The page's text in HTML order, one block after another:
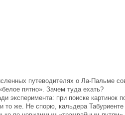
путеводителях о Ла-Пальме
пятно». Зачем туда ехать?
эксперимента: при поиске картинок
же. Не спорю, кальдера